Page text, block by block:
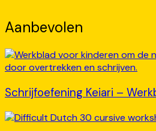
Aanbevolen
Schrijfoefening Keiari –